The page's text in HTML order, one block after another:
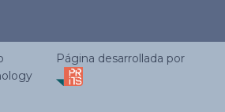
Página desarrollada por